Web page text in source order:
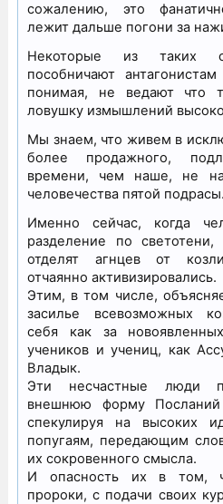
сожалению, это
лежит дальше погони за
Некоторые из таких
пособничают
понимая, не ведают что
ловушку измышлений
Мы знаем, что живем в
более продажного,
времени, чем наше, не
человечества пятой подрасы.
Именно сейчас, когда
разделение по
отделят агнцев от
отчаянно активизировались.
Этим, в том числе,
засилье всевозможных
себя как за
учеников и учениц, как
Владык.
Эти несчастные люди
внешнюю форму Посланий
спекулируя на высоких
попугаям, передающим
их сокровенного смысла.
И опасность их в том,
пророки, с подачи своих